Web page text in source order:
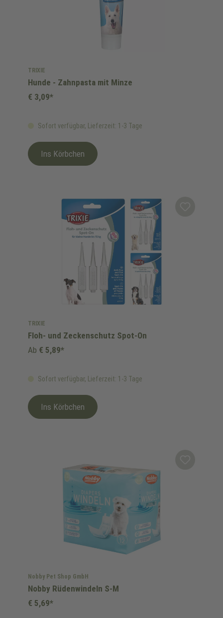
TRIXIE
Hunde - Zahnpasta mit Minze
Sofort verfügbar, Lieferzeit: 1-3 Tage
€ 3,09*
Ins Körbchen
TRIXIE
Floh- und Zeckenschutz Spot-On
Sofort verfügbar, Lieferzeit: 1-3 Tage
Ab € 5,89*
Ins Körbchen
Nobby Pet Shop GmbH
Nobby Rüdenwindeln S-M
€ 5,69*